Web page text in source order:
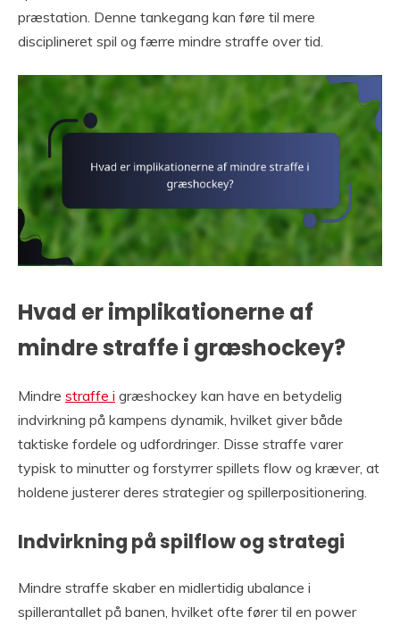
præstation. Denne tankegang kan føre til mere
disciplineret spil og færre mindre straffe over tid.
Hvad er implikationerne af
mindre straffe i græshockey?
Mindre straffe i græshockey kan have en betydelig
indvirkning på kampens dynamik, hvilket giver både
taktiske fordele og udfordringer. Disse straffe varer
typisk to minutter og forstyrrer spillets flow og kræver, at
holdene justerer deres strategier og spillerpositionering.
Indvirkning på spilflow og strategi
Mindre straffe skaber en midlertidig ubalance i
spillerantallet på banen, hvilket ofte fører til en power